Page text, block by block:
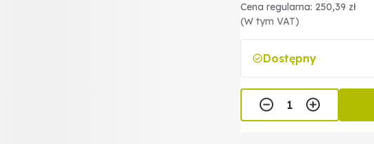
Cena regularna: 250,39 zł
(W tym VAT)
Dostępny